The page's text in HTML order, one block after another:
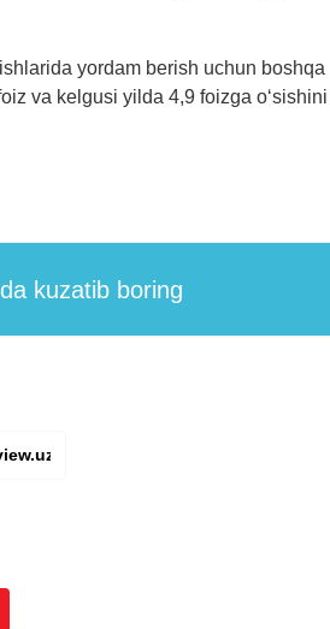
yordam berish uchun boshqa
va kelgusi yilda 4,9 foizga o‘sishini
kuzatib boring